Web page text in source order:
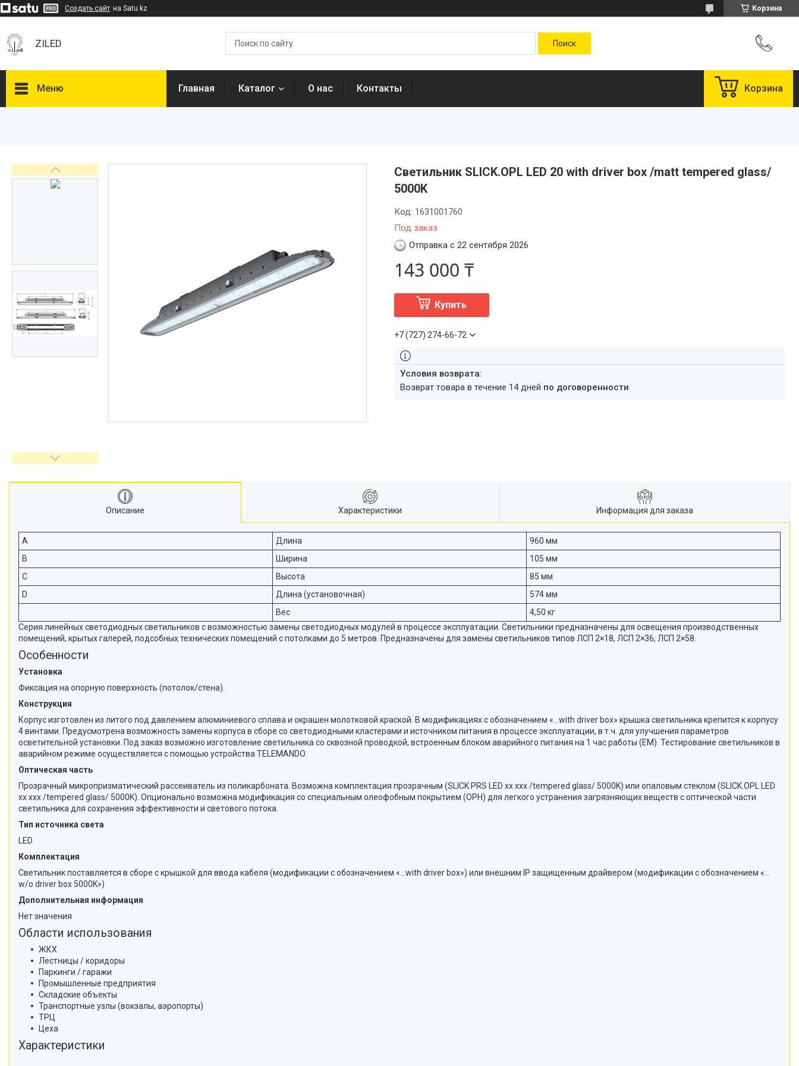
Создать сайт на Satu.kz Корзина
ZILED
Меню
ФАРЛАЙТ
АСТЗ
Отзывы
Главная Каталог О нас Контакты Корзина
Светильник SLICK.OPL LED 20 with driver box /matt tempered glass/
5000K
Под заказ
Код: 1631001760
Отправка с 22 сентября 2026
143 000 ₸
Купить
+7 (727) 274-66-72
возврат товара в течение 14 дней по договоренности
Описание Характеристики Информация для заказа
A Длина
960 мм
B
Ширина
105 мм
C
Высота
85 мм
D
Длина (установочная)
574 мм
Вес
4,50 кг
Серия линейных светодиодных светильников с возможностью замены светодиодных модулей в процессе эксплуатации. Светильники предназначены для освещения производственных
помещений, крытых галерей, подсобных технических помещений с потолками до 5 метров. Предназначены для замены светильников типов ЛСП 2×18, ЛСП 2×36, ЛСП 2×58.
Особенности
Установка
Фиксация на опорную поверхность (потолок/стена).
Конструкция
Корпус изготовлен из литого под давлением алюминиевого сплава и окрашен молотковой краской. В модификациях c обозначением «…with driver box» крышка светильника крепится к корпусу
4 винтами. Предусмотрена возможность замены корпуса в сборе со светодиодными кластерами и источником питания в процессе эксплуатации, в т.ч. для улучшения параметров
осветительной установки. Под заказ возможно изготовление светильника со сквозной проводкой, встроенным блоком аварийного питания на 1 час работы (EM). Тестирование светильников в
аварийном режиме осуществляется с помощью устройства TELEMANDO.
Оптическая часть
Прозрачный микропризматический рассеиватель из поликарбоната. Возможна комплектация прозрачным (SLICK.PRS LED хх ххх /tempered glass/ 5000K) или опаловым стеклом (SLICK.OPL LED
хх ххх /tempered glass/ 5000K). Опционально возможна модификация со специальным олеофобным покрытием (OPH) для легкого устранения загрязняющих веществ с оптической части
светильника для сохранения эффективности и светового потока.
Тип источника света
LED
Комплектация
Светильник поставляется в сборе c крышкой для ввода кабеля (модификации c обозначением «…with driver box») или внешним IP защищенным драйвером (модификации c обозначением «…
w/o driver box 5000K»)
Дополнительная информация
Нет значения
Области использования
ЖКХ
Лестницы / коридоры
Паркинги / гаражи
Промышленные предприятия
Складские объекты
Транспортные узлы (вокзалы, аэропорты)
ТРЦ
Цеха
Характеристики